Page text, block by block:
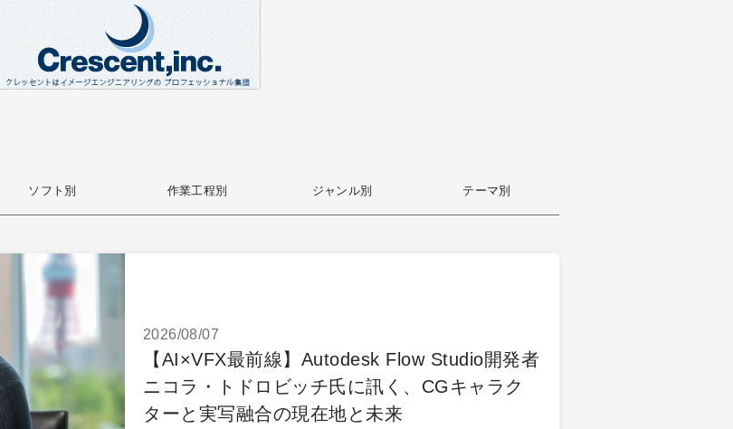
ソフト別 作業工程別 ジャンル別 テーマ別
2026/08/07
【AI×VFX最前線】Autodesk Flow Studio開発者
ニコラ・トドロビッチ氏に訊く、CGキャラク
ターと実写融合の現在地と未来